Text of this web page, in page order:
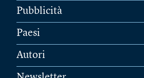
Pubblicità
Paesi
Autori